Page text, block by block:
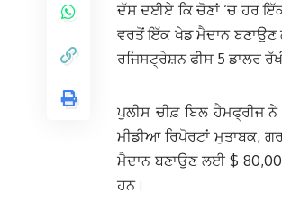
ਦੱਸ ਦਈਏ ਕਿ ਚੋਣਾਂ ‘ਚ ਹਰ
ਵਰਤੋਂ ਇੱਕ ਖੇਡ ਮੈਦਾਨ
ਰਜਿਸਟ੍ਰੇਸ਼ਨ ਫੀਸ 5 ਡਾਲਰ
ਪੁਲੀਸ ਚੀਫ਼ ਬਿਲ ਹੈਮਫ੍ਰੀਜ
ਮੀਡੀਆ ਰਿਪੋਰਟਾਂ ਮੁਤਾਬਕ,
ਮੈਦਾਨ ਬਣਾਉਣ ਲਈ $
ਹਨ।